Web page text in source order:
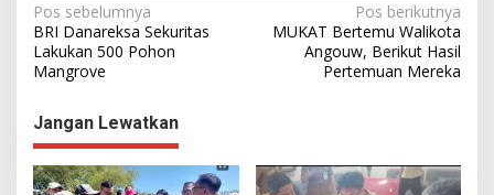
N
a
v
i
g
a
Pos sebelumnya
BRI Danareksa Sekuritas
Lakukan 500 Pohon
Mangrove
Pos berikutnya
MUKAT Bertemu Walikota
Angouw, Berikut Hasil
Pertemuan Mereka
Jangan Lewatkan